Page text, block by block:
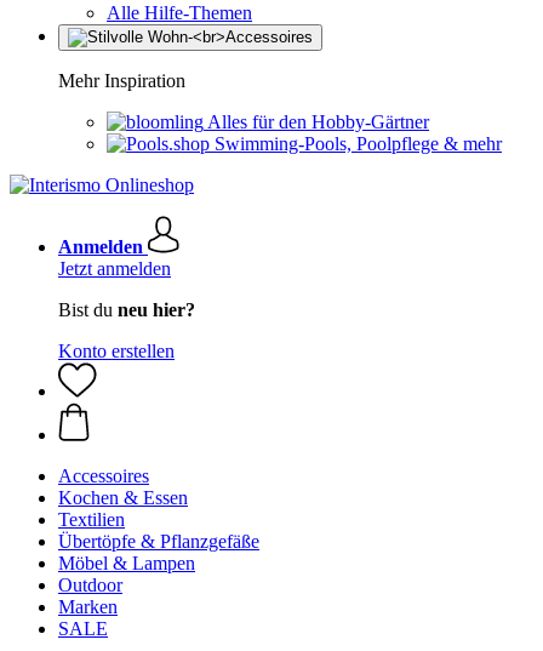
Alle Hilfe-Themen
Mehr Inspiration
Alles für den Hobby-Gärtner
Swimming-Pools, Poolpflege & mehr
Anmelden
Jetzt anmelden
Bist du neu hier?
Konto erstellen
Accessoires
Kochen & Essen
Textilien
Übertöpfe & Pflanzgefäße
Möbel & Lampen
Outdoor
Marken
SALE